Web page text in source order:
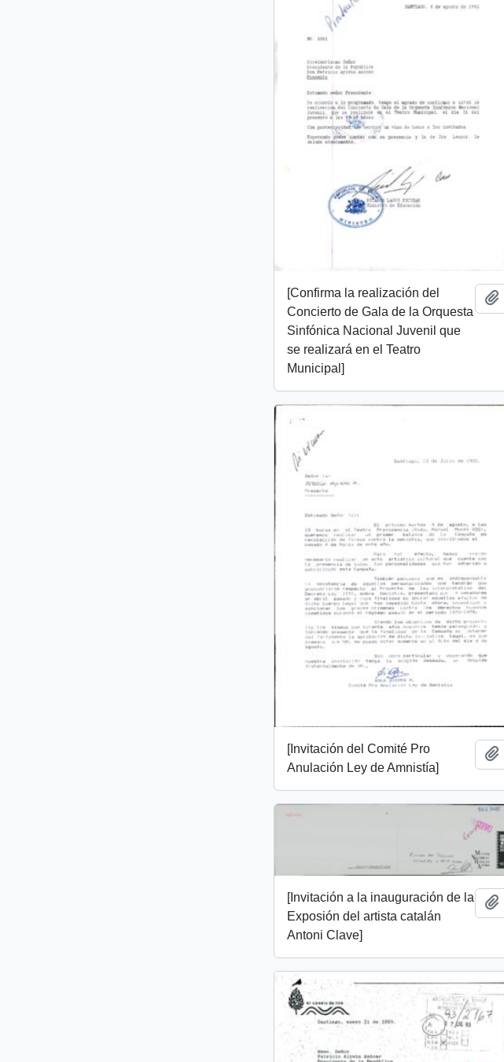
[Confirma la realización del
Concierto de Gala de la Orquesta
Sinfónica Nacional Juvenil que
se realizará en el Teatro
Municipal]
[Invitación del Comité Pro
Anulación Ley de Amnistía]
[Invitación a la inauguración de la
Exposión del artista catalán
Antoni Clave]